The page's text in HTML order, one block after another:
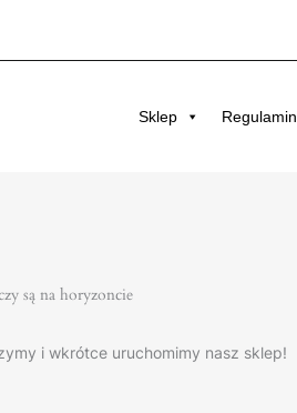
Sklep Regulamin
są na horyzoncie
i wkrótce uruchomimy nasz sklep!